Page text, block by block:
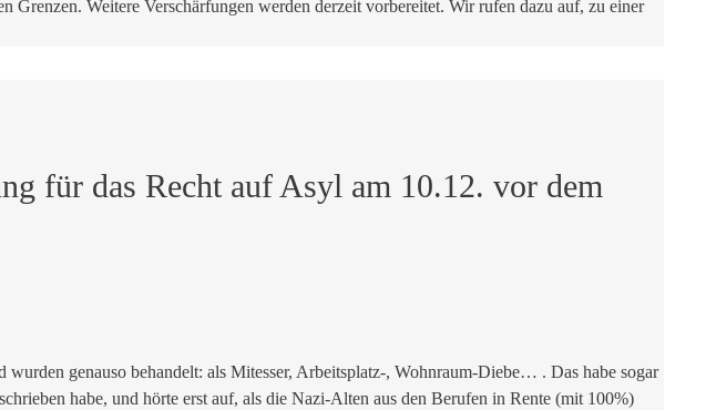
Weitere Verschärfungen werden derzeit vorbereitet. Wir rufen dazu auf, zu einer
für das Recht auf Asyl am 10.12. vor dem
genauso behandelt: als Mitesser, Arbeitsplatz-, Wohnraum-Diebe… . Das habe sogar
habe, und hörte erst auf, als die Nazi-Alten aus den Berufen in Rente (mit 100%)